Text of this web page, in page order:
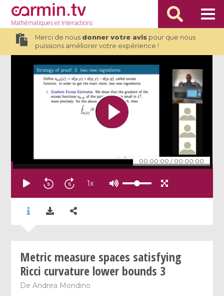
Mathématiqueset Interactions
Merci de nous donner votre avispour que nous
puissions améliorer votre expérience !
00:00:00 / 00:00:00
1x
Metric measure spaces satisfying
Ricci curvature lower bounds 3
DeAndrea Mondino